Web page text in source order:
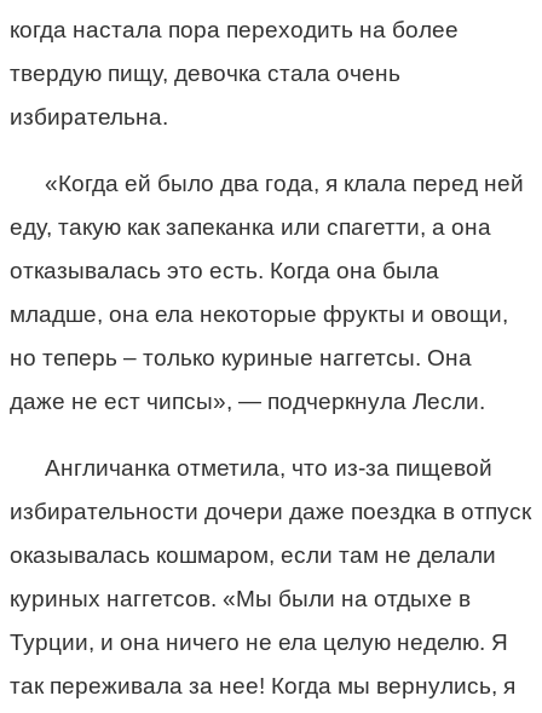
когда настала пора переходить на более
твердую пищу, девочка стала очень
избирательна.
«Когда ей было два года, я клала перед ней
еду, такую как запеканка или спагетти, а она
отказывалась это есть. Когда она была
младше, она ела некоторые фрукты и овощи,
но теперь – только куриные наггетсы. Она
даже не ест чипсы», — подчеркнула Лесли.
Англичанка отметила, что из-за пищевой
избирательности дочери даже поездка в отпуск
оказывалась кошмаром, если там не делали
куриных наггетсов. «Мы были на отдыхе в
Турции, и она ничего не ела целую неделю. Я
так переживала за нее! Когда мы вернулись, я